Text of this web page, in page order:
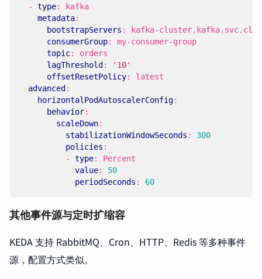
- type:
kafka
metadata:
bootstrapServers :
kafka-
consumerGroup:
my-consumer-group
topic:
orders
lagThreshold :
'10'
offsetResetPolicy:
latest
advanced :
horizontalPodAutoscalerConfig:
behavior:
scaleDown:
stabilizationWindowSeconds :
300
policies :
- type:
Percent
value:
50
periodSeconds : 60
其他事件源与定时扩缩容
KEDA 支持 RabbitMQ、Cron、HTTP、Redis 等多种事件
源，配置方式类似。